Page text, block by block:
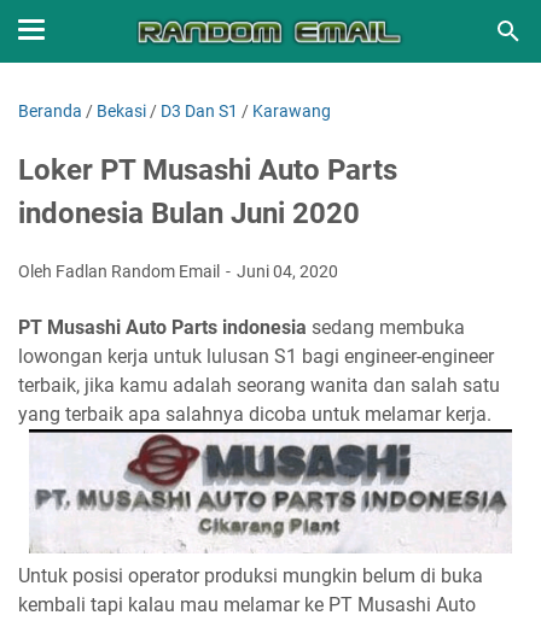
Beranda / Bekasi / D3 Dan S1 / Karawang
Loker PT Musashi Auto Parts
indonesia Bulan Juni 2020
Oleh Fadlan Random Email Juni 04, 2020
PT Musashi Auto Parts indonesia sedang membuka
lowongan kerja untuk lulusan S1 bagi engineer-engineer
terbaik, jika kamu adalah seorang wanita dan salah satu
yang terbaik apa salahnya dicoba untuk melamar kerja.
Untuk posisi operator produksi mungkin belum di buka
kembali tapi kalau mau melamar ke PT Musashi Auto